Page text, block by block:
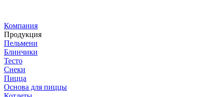
Компания
Продукция
Пельмени
Блинчики
Тесто
Снеки
Пицца
Основа для пиццы